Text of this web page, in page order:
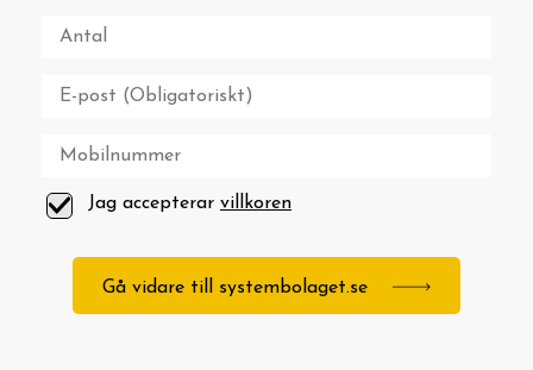
Jag accepterar villkoren
Gå vidare till systembolaget.se